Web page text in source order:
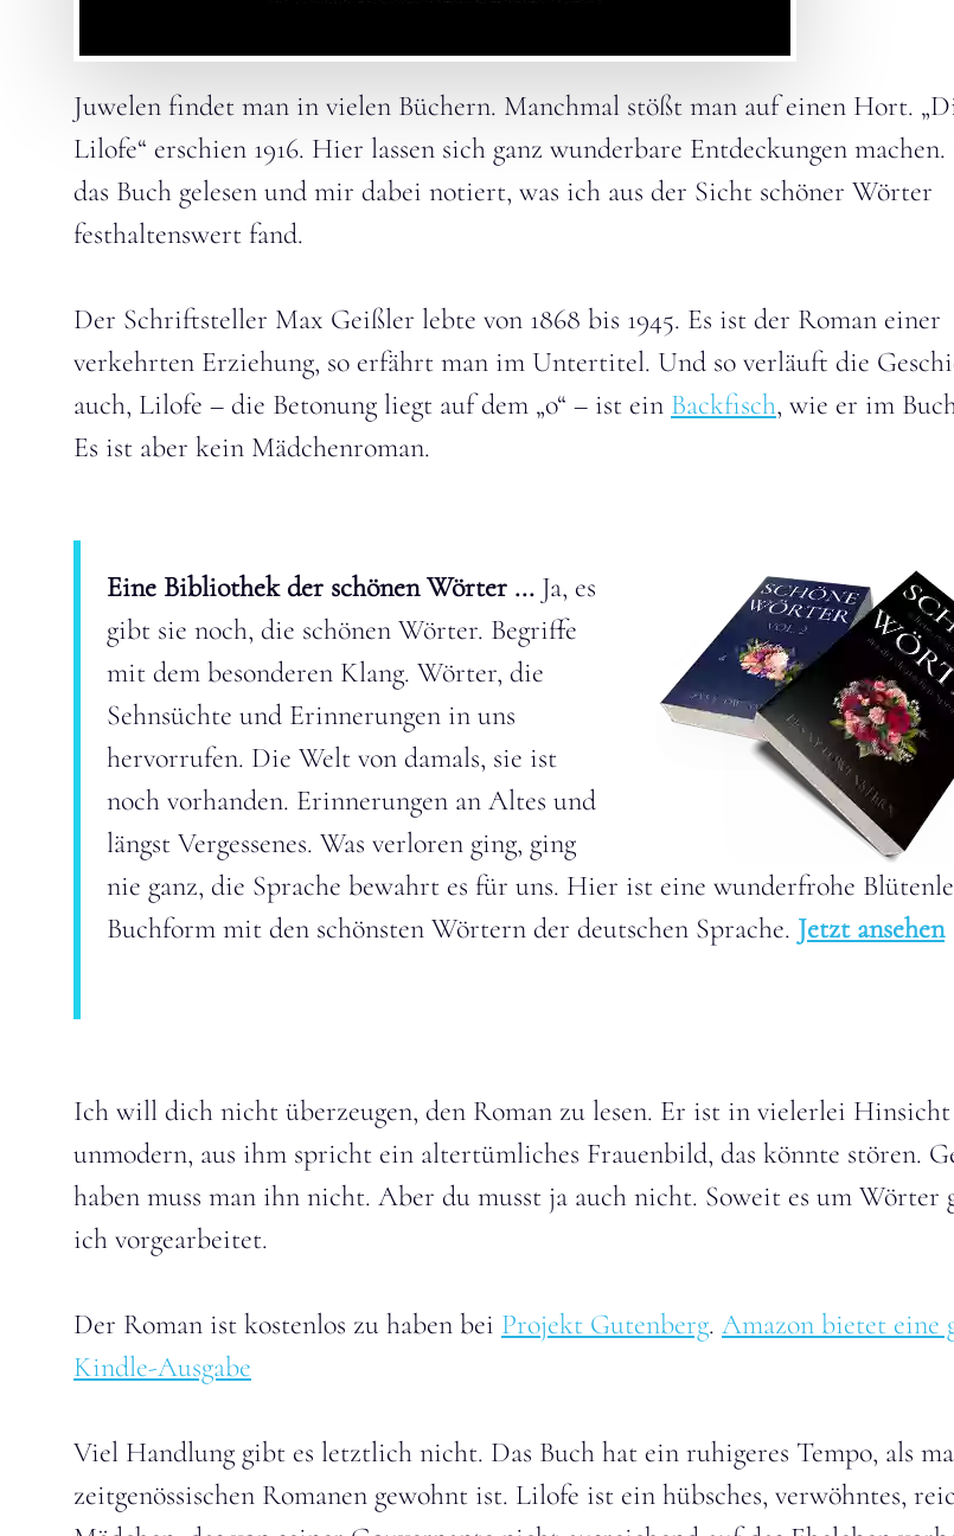
Juwelen findet man in vielen Büchern. Manchmal stößt man auf einen Hort.
Lilofe“ erschien 1916. Hier lassen sich ganz wunderbare Entdeckungen
das Buch gelesen und mir dabei notiert, was ich aus der Sicht schöner Wörter
festhaltenswert fand.
Der Schriftsteller Max Geißler lebte von 1868 bis 1945. Es ist der Roman einer
verkehrten Erziehung, so erfährt man im Untertitel. Und so verläuft die
auch, Lilofe – die Betonung liegt auf dem „o“ – ist ein Backfisch, wie er im
Es ist aber kein Mädchenroman.
Eine Bibliothek der schönen Wörter ... Ja, es
gibt sie noch, die schönen Wörter. Begriffe
mit dem besonderen Klang. Wörter, die
Sehnsüchte und Erinnerungen in uns
hervorrufen. Die Welt von damals, sie ist
noch vorhanden. Erinnerungen an Altes und
längst Vergessenes. Was verloren ging, ging
nie ganz, die Sprache bewahrt es für uns. Hier ist eine wunderfrohe
Buchform mit den schönsten Wörtern der deutschen Sprache. Jetzt ansehen
Ich will dich nicht überzeugen, den Roman zu lesen. Er ist in vielerlei Hinsicht
unmodern, aus ihm spricht ein altertümliches Frauenbild, das könnte stören.
haben muss man ihn nicht. Aber du musst ja auch nicht. Soweit es um Wörter
ich vorgearbeitet.
Der Roman ist kostenlos zu haben bei Projekt Gutenberg. Amazon bietet eine
Kindle-Ausgabe
Viel Handlung gibt es letztlich nicht. Das Buch hat ein ruhigeres Tempo, als
zeitgenössischen Romanen gewohnt ist. Lilofe ist ein hübsches, verwöhntes,